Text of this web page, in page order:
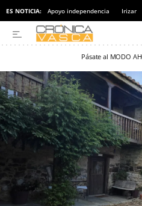
ES NOTICIA: Apoyo independencia Irizar
Pásate al MODO